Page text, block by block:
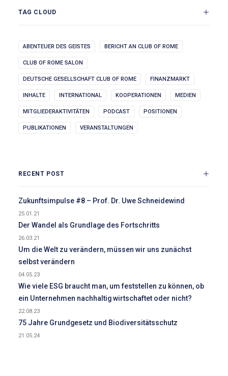
TAG CLOUD
ABENTEUER DES GEISTES BERICHT AN CLUB OF ROME
CLUB OF ROME SALON
DEUTSCHE GESELLSCHAFT CLUB OF ROME FINANZMARKT
INHALTE INTERNATIONAL KOOPERATIONEN MEDIEN
MITGLIEDERAKTIVITÄTEN PODCAST POSITIONEN
PUBLIKATIONEN VERANSTALTUNGEN
RECENT POST
Zukunftsimpulse #8 – Prof. Dr. Uwe Schneidewind
25.01.21
Der Wandel als Grundlage des Fortschritts
26.03.21
Um die Welt zu verändern, müssen wir uns zunächst
selbst verändern
04.05.23
Wie viele ESG braucht man, um feststellen zu können, ob
ein Unternehmen nachhaltig wirtschaftet oder nicht?
22.08.23
75 Jahre Grundgesetz und Biodiversitätsschutz
21.05.24